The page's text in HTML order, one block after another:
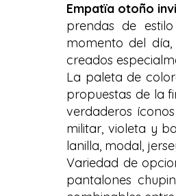
Empatïa otoño
prendas de
momento del
creados
La paleta de
propuestas de la
verdaderos
militar, violeta y
lanilla, modal,
Variedad de
pantalones